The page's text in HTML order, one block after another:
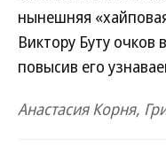
нынешняя
Виктору Буту очков
повысив его
Анастасия Корня,